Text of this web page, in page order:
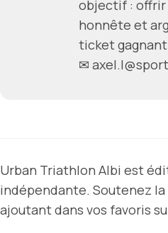
objectif :
honnête et
ticket
✉
Urban Triathlon Albi est
indépendante. Soutenez
ajoutant dans vos favoris